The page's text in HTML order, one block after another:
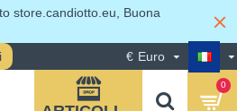
store.candiotto.eu, Buona
€ Euro
0